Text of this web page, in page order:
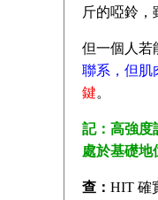
斤的啞鈴，
但一個人若
聯系，但肌
鍵。
記：高強度
處於基礎地
查： HIT 確